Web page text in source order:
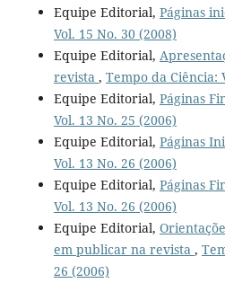
Equipe Editorial, Páginas
Vol. 15 No. 30 (2008)
Equipe Editorial,
revista , Tempo da Ciência:
Equipe Editorial, Páginas
Vol. 13 No. 25 (2006)
Equipe Editorial, Páginas
Vol. 13 No. 26 (2006)
Equipe Editorial, Páginas
Vol. 13 No. 26 (2006)
Equipe Editorial,
em publicar na revista ,
26 (2006)